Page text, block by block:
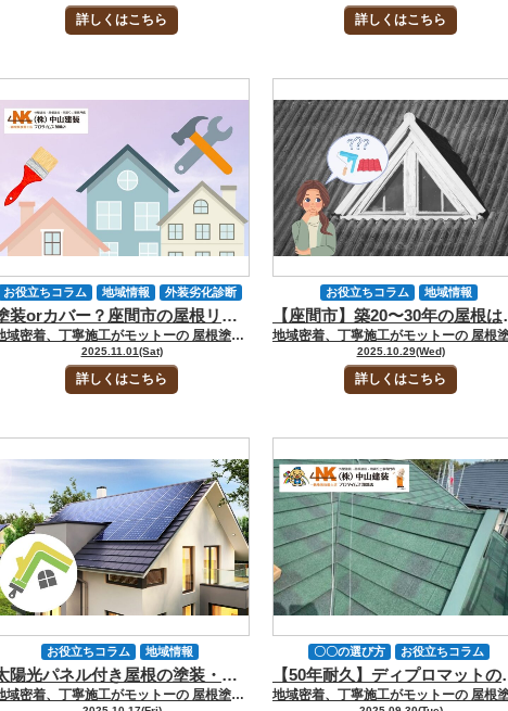
詳しくはこちら
雨漏り
詳しくはこちら
屋根カバー工事
屋根塗装
屋根張り替え工事
座間市
塗装orカバー？座間市の屋根リフォーム比較ガイド｜費用・耐久性・工期で見る最適解
地域密着、丁寧施工がモットーの 屋根塗装・外壁塗装専門店の中山建装です！ 代表取締役の中山です！ 屋根のメンテナンスを考えるタイミングで、 「塗装で大丈夫かな」 「カバーや葺き替えの方がいいのかな」 と座間市の方からご相談いただくことがあります。同じ屋根材でも築年数や立地条件によって状態が異なるため、一概に決めつけることはできません。塗装だけで十分な場合もあれば、下地（ルーフィング）が傷んでいて塗っても再劣化してしまうケースもあるため、臨機応変に対応することが重要です。 屋根のリフォームは、“家の寿命を延ばす大切な分岐点”です。しかし、知識や現場経験が豊富でないと最適な施工方法を見極めることはできません。今回のお役立ちブログでは、塗装・カバー工法・葺き替えの違いを表で整理しながら、選び方をお話しします。 ▼合わせて読みたい▼屋根カバー工法とは？座間市で屋根リフォームを検討する方に知ってほしい基礎知識 [myphp file="comContactL"] 座間市で屋根リフォームが増えているのは気候が理由 座間市では築10〜20年を迎えた住宅が増え、屋根リフォームのご相談が年々増えてきた体感があります。真夏は屋根材の表面温度が60〜70℃に達し、熱膨張による釘の浮きや屋根材の反りが起こるケースも珍しくありません。 たとえば、西日が屋根面に強く当たる地域では塗膜の劣化が早い傾向にあるでしょう。中でも黒・濃色系の屋根では紫外線吸収率が高く、塗装後7〜8年で艶引けが目立つケースもあります。 さらに、冬場は放射冷却によって屋根表面が冷え込み、朝露や霜がつきやすい状態になります。“乾燥と湿潤の繰り返し”は、塗膜の収縮・ひび割れの原因です。座間市の屋根は「夏の熱・冬の冷え・湿気」のトリプルダメージを毎年受けます。結果、屋根リフォームの相談が多くなるのです。 雨と台風のダメージも無視できない 梅雨から秋にかけては、台風や線状降水帯によるゲリラ豪雨も多く、1時間に50mm以上の非常に激しい雨が降ることもあります。その場合、棟板金の浮きや釘抜けにつながります。強風の影響で板金がばたつき、強風時に飛散してしまうケースも0とはいえません。 また、防水シートが劣化している状態でスレート屋根の重なり部分に水が逆流すると雨漏りに直結します。「室内にはまだシミが出ていないけど、屋根裏を点検したらすでに湿っていた」という事例も少なくありません。屋根表面がきれいでも、点検しないのは危険です。 築10〜20年がリフォーム判断の分かれ道 築10～20年の屋根は表面の防水性が低下しやすく、塗料を吸い込みやすい状態になっています。また、屋根を留めている釘が浮き、雨水が下地に回り込みやすくなっていることもあるため要注意です。点検して下地の状態を見極めることが、最適な工法を選ぶ際に重要だといえます。 塗装・カバー・葺き替えの違いを徹底比較 屋根リフォームと一口にいっても方法はさまざまですが「費用が安い」「長持ちする」など表面的な比較だけで決めるのは危険です。建物の構造や屋根材の種類によって、適した方法は大きく異なります。 代表的な3つの方法は次の通りです。 工法 概要 費用相場（30坪） 耐久年数 工期 メリット デメリット 塗装 既存屋根の表面を塗り直し、防水性を回復 40〜80万円 8〜12年 4〜7日 費用が安く見た目を改善できる 下地が劣化していると再劣化しやすい カバー工法 既存屋根の上に新しい金属屋根を重ね張り 100〜160万円 20〜30年 7〜10日 断熱・防音UP／雨漏り防止効果 重量が増える（瓦屋根の場合は重量が減ることもある） 葺き替え 古い屋根を撤去し新しい屋根に全面交換 150〜220万円 30年以上 10〜14日 下地から刷新できるため長期的に安心 費用・工期ともに最大 屋根形状・勾配・使用する屋根材により費用は前後するものの、それぞれに強みや注意点が存在します。工法別に特徴を見てみましょう。 「塗装だけで大丈夫」は一見お得でも要注意 塗装は最も費用を抑えられる方法です。表面の防水性を回復し、色ツヤもよみがえります。ただし、塗装は“表面だけのリフォーム”です。下地のルーフィングや野地板が傷んでいると、高級塗料を使っても長持ちしません。「前回塗装したのに、5年もたたずに色あせた」というケースの多くは、下地補修をしていなかったことが原因です。 なお、座間市は夏を中心に気温が高くなり室内も暑くなるため、室内の温度上昇を抑えやすい遮熱塗料がおすすめです。中でも「アステックペイント」のスーパーシャネツサーモシリーズは、遮熱性能と耐久性のバランスが非常に優れています。特殊な反射顔料を使って赤外線を跳ね返すため、屋根の表面温度を大幅に下げることが可能です。 遮熱塗料選びのポイントは「顔料の耐候性」と「下地密着力」です。白っぽい色ほど反射率が高いものの、落ち着いたグレーやブルー系を選ぶ方もいます。夏の快適性・光熱費削減を期待している方におすすめです。 ▼合わせて読みたい▼座間市の屋根塗装で後悔しないために！悪徳業者を見抜く5つのチェックポイント カバー工法は「次の20年」を見据えた選択 カバー工法は、既存の屋根の上から新しい屋根をかぶせる方法です。屋根材が反っていたり、クラック（ひび）が目立ったりする建物に向いています。おすすめはガルバリウム鋼板屋根です。耐久性が高くサビにくく遮熱性も優れています。 屋根の上に断熱材を挟み込むタイプにすれば、夏の室温上昇を抑えることが可能です。塗装に比べて初期費用は高いものの再塗装の手間が省けるため、数十年間住み続ける場合はランニングコストを抑えやすくなるでしょう。 ▼合わせて読みたい▼【大和市】屋根工事の費用相場は？塗装・葺き替え・屋根カバー・防水工事 葺き替えは“リセット”の意味で最も安心 屋根材をすべて撤去し、下地の野地板から新しくするのが葺き替えです。費用は150〜220万円と高いものの、30年前後持つこともあり「最後の屋根リフォーム」として選ばれる方もいます。 「雨漏りがすでに天井まで達している」「野地板が腐食している」場合は、塗装やカバー工法では対応できない可能性が高いため、葺き替えがおすすめです。 [myphp file="comContactL"] 工法を選ぶ前にチェックしてほしいポイント 屋根のリフォーム工法を選ぶ際はポイントがあります。ここでは、2つ見てみましょう。 屋根材の種類を知る 屋根には大きく分けて、スレート・金属・瓦の3種類があります。たとえば金属屋根の場合は、表面サビやジョイント部の緩みを確認し、サビが進行していなければ塗装で延命可能です。一方、穴が開いている場合は張り替えが必要です。 また、瓦屋根は丈夫ですが棟部分の漆喰が崩れているケースもあります。その際、部分補修と棟積み直しを行うと安心です。さらに、築年数が古い住宅の場合は屋根材にアスベストを含んでいる場合があります。撤去が必要となる場合は、周囲に飛散しないような体制をつくってから、カバー工法や葺き替えなどで作業してもらうことが大切です。 現地調査で下地を確認する 「まだ大丈夫そう」と思っても、屋根の上を見てみると想像以上に傷んでいる場合があります。見逃さないためにもドローンや赤外線カメラで屋根全体を撮影し、下地の傷みを推測することが大切です。肉眼では分かりにくい温度ムラや一部の湿りを把握できるため、異常の早期発見につながります。 屋根は見た目よりも中身です。点検を怠ると、雨漏りが壁や天井に現れてしまい修繕費が膨らみます。屋根の写真や動画を見ながら説明を受けることで、現状が明確になります。わかりやすく説明してくれる担当者であれば、安心して任せられるでしょう。 FAQ｜塗装orカバー？座間市の屋根リフォームについてよくある質問 座間市で屋根リフォームを検討される方からは、「塗装とカバーはどちらが正解？」「劣化の進み具合で何が変わる？」といった技術的な質問が多く寄せられます。ここでは施工を迷っている方が判断しやすいよう、実際の現場でよくいただく質問を分かりやすくまとめました。専門的な内容を噛み砕いて紹介しますので参考にしてください。 Q.塗装・カバー・葺き替えはどれが一番長持ちしますか？ もっとも長持ちするのは葺き替えで、30年以上の耐久が期待できます。コストと耐久のバランスで選ぶならカバー工法、費用を抑えたい場合は塗装が適しています。下地の状態次第で選択肢が変わるため点検が必須です。 Q.防水シートが劣化している場合、塗装はできますか？ できません。防水シート（ルーフィング）が傷んでいると表面だけ塗っても雨漏りが再発します。その場合はカバー工法または葺き替えが必要です。 Q.カバー工法はどんな屋根でもできますか？ スレートや金属屋根では可能ですが、瓦屋根は不可です。また、屋根勾配や重量バランスによっては施工できないケースもあるた7め現地調査が欠かせません。 Q.屋根材にアスベストが含まれている場合、どの工法が安全ですか？ 撤去による飛散リスクを避けるならカバー工法が適しています。葺き替えの場合は適切な飛散防止措置を行いながら工事を行います。 Q.リフォーム時期は築何年がベストですか？ 座間市では築10〜20年が判断の分岐点です。紫外線と熱の影響が強いため、早めに点検しておくと無駄な費用を抑えられます。 [myphp file="comContactL"] 屋根リフォームの正解に迷ったらまず点検から｜中山建装にご相談ください！ 屋根リフォームは塗装・カバー・葺き替えの3つから選ぶことになりますが、どれが正しいかは「見た目」では判断できません。座間市は真夏の熱、冬の冷え込み、そして台風の風雨と屋根にとって過酷な条件が続く地域です。そのため築10〜20年の住宅では表面だけでなく内部の下地も傷んでいる可能性があります。適切な工法を選ぶためには、まず現地調査でルーフィングや野地板の状態を把握することが不可欠です。 中山建装ではドローン撮影や写真を交えた説明を徹底し、施工後の耐久性まで見据えて提案しています。お問い合わせはフォーム・メール・電話のほかショールームでもご相談いただけますので「塗装かカバーか判断がつかない」という方も安心してお任せください。 屋根の状態を確実に見極めることが、将来のトラブル回避と住まいの寿命延長につながります。 [myphp file="comContactL"] ▼合わせてチェック▼ 中山建装塗装専門ショールーム 厚木店 中山建装塗装専門ショールーム 大和店
2025.11.01(Sat)
詳しくはこちら
お役立ちコラム 地域情報
外装劣化診断
屋根カバー工事
屋根張り替え工事
座間市
雨漏り 雨漏り補修 雨漏り診断
【座間市】築
2025.10.29(Wed)
詳しくはこちら
お役立ちコラム
地域情報
塗装工事について
屋根カバー工事
屋根塗装
座間市 雨漏り
太陽光パネル付き屋根の塗装・カバー注意点｜座間市で失敗しない手順
地域密着、丁寧施工がモットーの 屋根塗装・外壁塗装専門店の中山建装です！ 代表取締役の中山です！ 座間市には太陽光パネルを設置した住まいがあります。ただ「屋根の塗装やカバー工法はできるの？」「太陽光パネルがあると工事費用が高くなるのでは？」といった疑問が浮かぶものです。実際、太陽光パネル付き屋根の塗装には、通常の屋根塗装にはない脱着リスク・保証問題・発電効率低下などの注意点があります。 結論から言うと、太陽光パネル付き屋根は「塗れない屋根」ではありません。正しい施工手順と資格を持つ塗装業者なら、屋根も発電システムも長く安全に使い続けられるのです。 そこで今回のお役立ちコラムでは、座間市で太陽光パネルを設置した住まいの外壁塗装、屋根塗装、屋根カバー工事についてくわしくお話しします。「パネルを外さずに塗装できるケース」「脱着が必要なケース」「工事後の保証を維持する方法」がわかる内容です。 ▼合わせて読みたい▼屋根カバー工法とは？座間市で屋根リフォームを検討する方に知ってほしい基礎知識 [myphp file="comContactL"] 太陽光パネル付き屋根で起こりやすい3つのトラブル 太陽光パネルを設置した屋根では、塗装を行う際、特有のトラブルが発生しやすくなります。とくに注意したいのが以下の3点です。 パネル下の塗装不足による早期劣化 太陽光パネルが設置された屋根では、パネルが覆っている部分に日光や風が届きません。そのため屋根塗装をした際、乾燥が遅くなることで塗料が定着しにくくなるのです。塗装後も水分が残留しやすく、塗膜の浮きや剥がれが早期に発生する傾向もあります。とくに梅雨や冬季など、湿度が高い時期の施工では塗膜内部に結露が発生するリスクも高まるのです。そのためわずか数年で防水性能が低下することもあります。 また、パネル下部は温度差が大きな箇所です。夜間に結露が発生しやすく、屋根材の裏面からサビや腐食が進行する「見えない劣化」が起こります。放置すれば金属屋根のボルト周辺から雨水が浸入して、最終的に雨漏りや屋根の土台となる木材の、野地板の腐朽を招きかねません。定期的な点検とともに、必要に応じて部分脱着と再塗装を慎重に行わなければならないのです。 脱着時の破損・漏電リスク 塗装工事では太陽光パネルを脱着しなければならない場合も出てきます。ただ、太陽光パネルの脱着は見た目以上に慎重な作業です。太陽光パネルには常に直流電流が流れています。誤ってケーブルを切断したり、コネクタを濡れた手で触ったりすると、感電・ショート・火災といった重大事故につながるのです。 とくに、築10年以上経過した住まいでは、パネル固定金具や架台のサビ・緩みが発生しているケースも多々あります。無理に取り外すと、架台やパネルガラスの破損を招くのです。 また、脱着後の再設置時にも注意しなければなりません。わずかな角度のズレやコネクタの緩みでも、発電効率が2〜5％低下することもあります。電気工事士資格を持つ技術者による安全な脱着と、再設置後の発電テストは必須です。 保証喪失のリスク 太陽光パネルメーカーの保証規定には「認定外業者による脱着・移設は保証対象外」と明記されている場合がほとんどです。つまり、塗装業者が独自に脱着を行った場合、メーカー保証・工事保証が無効となる可能性があります。 屋根塗装を依頼する際は、業者が「電気工事士と連携した施工体制」を整えているか確認が必要です。また、再設置後は「発電確認書」「施工保証書」の発行が求められます。保証の継続条件を明文化してもらうことが重要です。これによって、施工後の不具合や発電トラブルが発生した場合でも補償を受けられます。以下で、安全な施工のためのステップをくわしくお話しします。 事前診断から脱着要否を判断する 塗装前には、まず屋根全体の状態を正確に把握することが重要です。塗膜の劣化やボルト周辺のサビ、下地の浮きや腐食が確認された場合、太陽光パネルの脱着を伴う工事が求められます。 一方、屋根の表面や下地が健全なら、パネルを外さず塗装する「部分施工」も可能です。この判断には赤外線サーモグラフィーやドローン点検を併用が有効となります。目視では確認できない温度ムラや湿気滞留箇所を把握でき、誤診リスクを防げるのです。 診断の目的は「塗る」「張る」「外す」のどれがいいか見極めることにあります。屋根の材質や設置年数で、塗装・カバー工法・葺き替えの最適解は異なるため、専門業者による劣化度診断が必須です。 施工から再設置までを一括で管理する 太陽光パネルの脱着・再設置は、電気工事士資格を持つ専門技術者が必要です。無資格の作業者が配線を外すと、ショート・感電・火災のリスクが高くなるからです。メーカー保証の対象外となる可能性もあります。 太陽光パネルを設置した屋根の塗装では、「電気工事士と塗装職人が連携する一括施工体制」を採用する業者が必要です。そのような塗装業者なら安全で確実性の高い再設置が行えます。 また、屋根下地が劣化している場合、塗装ではなくカバー工法の選択肢もあります。この場合、架台金具の再設置や屋根重量の増加を考慮し、構造計算の実施が重要です。施工完了後は、発電テストと保証書の再発行は必須と言えます。再設置時に角度や配線極性がずれることで、発電効率が低下する場合も多々あるからです。テストデータと保証継続の証明を受け取っておけば、工事後も発電性能と安全性を長期的に維持できます。 [myphp file="comContactL"] 安全な施工のためのポイント ここまでお話ししてきたように「太陽光パネルがあるから塗装できない」は誤解です。太陽光パネル付きの屋根でも、正しい手順を踏めば塗装やカバー工法はできます。太陽光パネルを一時脱着して再設置するケースも多く見られるのです。ただし、全ての屋根で脱着が必要なわけではありません。 屋根の状態やパネルの設置方式によっては「パネルを残したまま塗装」する方法もあります。 たとえば、架台がしっかり固定されており、屋根下地に腐食がない場合、パネル周囲のみ丁寧に塗り残しを防ぐ「部分施工」で対応可能です。 重要なのは、施工前に屋根全体の劣化状況を正確に診断することと言えます。ドローンや赤外線カメラを用いてパネル下部の温度ムラを確認すれば、劣化がどの範囲に及んでいるのか把握できるのです。 電気工事士が在籍または連携していること 脱着作業を安全に行うためには資格者の立会いが必須です。塗装＋電気＋板金に対応できる体制を整えている塗装業者が必要です。また、塗装だけでなく、屋根補修や架台交換までワンストップで対応できるのが理想と言えます。 ただし、塗装業者選びではほかにも注意したいポイントがあるのです。診断報告書と写真付き見積書を出せる塗装業者が施工業者として無難と言えます。屋根のどの部分が劣化しているのか、パネル下の状態はどうかを可視化し「塗装だけでよいのか」「カバー工法が必要なのか」を明確に説明してくれるのです。 一方「外壁・屋根塗装一式100万円」といった一式見積りしか提示しない塗装業者はリスクがあります。内訳が不明確なまま契約すると、実際の施工範囲が限定されていることもあり、塗料のグレードを低いものに変更する可能性があります。 このような症状がある場合は早めの点検を 太陽光パネルを設置している住まいで、以下のような症状が見られるようになったら、早めに塗装業者へ相談したほうが無難です。 スレート屋根で10年以上塗装をしていない パネル固定金具に赤錆や浮きが見られる 雨音が以前より大きく感じられる 発電量が少しずつ低下している これらのサインは、パネル下での結露・サビ・防水層劣化の兆候です。早期の点検で修繕すれば、塗装や一部補修で済むケースもあります。逆に放置すれば、屋根全体の張り替えにつながるリスクもあるのです。 FAQ：太陽光パネル付き屋根の塗装・カバーに関するよくある質問 太陽光パネル付きの屋根は、一般的な屋根よりも構造が複雑で、塗装やカバー工法の際に特有の注意点があります。 「パネルを外さないと塗れないの？」 「発電に影響は出ない？」 「保証は切れない？」 といった疑問を持つ方も多いでしょう。ここでは、中山建装が実際の施工現場でよく受けるご質問をもとに、太陽光パネル付き屋根の塗装・カバー工事で知っておきたいポイントを分かりやすく解説します。 Q1：太陽光パネルを外さずに塗装できますか？ A.屋根材や下地が健全であれば、パネルを外さずに塗装することも可能です。 とくに架台の高さに余裕があるタイプでは、小型ローラーや専用ブラシを使い、パネル下部まで丁寧に塗布することでムラを防げます。ただし、パネル下は湿気がこもりやすく乾燥も遅れるため、塗料選定と乾燥時間の管理が重要です。 Q2：発電効率は下がりませんか？ A.適切に再設置すれば、発電効率が下がることはほとんどありません。ただし、再設置時に「角度のズレ」「方向の誤差」「配線の極性違い」があると、2〜5％の出力低下を招くリスクがあります。 そのため施工後は、塗装業者に「発電確認テスト（kWh計測）」を依頼し、施工前後のデータを比較するのが確実です。 Q3：保証はどうなりますか？ A.メーカー保証や施工保証は、資格者による脱着作業と既存架台の再利用が条件です。無資格者が配線を扱った場合や、架台を変更した場合、保証対象外となることがあります。 再設置後は必ず「発電確認書」と「再設置証明書」を受け取るのが必須です。これらは保証継続の証明となり、将来的な点検・売電トラブルの際に役立ちます。 また、保証書の写しを施工業者と共有し、メーカー名・シリアル番号・施工日・資格者名を明記してもらうことで、 後からのトラブル防止にもつながるのです。 [myphp file="comContactL"] 太陽光パネル付き屋根の工事は“手順と体制”が命――まずは中山建装へご相談ください 太陽光パネルが載った屋根でも、正しい診断と工程管理ができれば「塗装」も「カバー工法」も問題なく実施できます。重要なのは、 ①ドローン・赤外線等で劣化範囲を見極める事前診断 ②脱着要否の判断 ③電気工事士と塗装・板金が連携する一括体制 ④再設置後の発電テストと保証継続の確認 ――この“4点セット”を外さないことです。パネル下は乾燥が遅く結露しやすいため、塗料選定と乾燥管理、雨仕舞いの納まりまで含めた設計が品質を左右します。 中山建装は、発電システムの保証条件を踏まえた計画立案から、脱着・再設置・発電確認書の発行までワンストップで対応。屋根の状態に応じて「塗る・張る・外す」の最適解を比較見積りで明示し、不要な工事や無理な追加費用を防ぎます。 太陽光パネル周りのサビ・固定金具の緩み・発電低下など小さな違和感も、放置すれば大きな出費につながることがあります。まずはお問い合わせフォーム・メール・電話でのご相談・ショールームへのご来店のいずれからでも、お気軽にご相談ください。 座間市での“失敗しない手順”を、中山建装が確かな工程管理と保証対応で支えます。 [myphp file="comContactL"] ▼合わせてチェック▼ 中山建装塗装専門ショールーム 厚木店 中山建装塗装専門ショールーム 大和店
お役立ちコラム
地域情報
塗装工事について
屋根カバー工事
屋根塗装
座間市 雨漏り
【50年耐久】
〇〇の選び方
お役立ちコラム
屋根カバー工事
建材 雨漏り